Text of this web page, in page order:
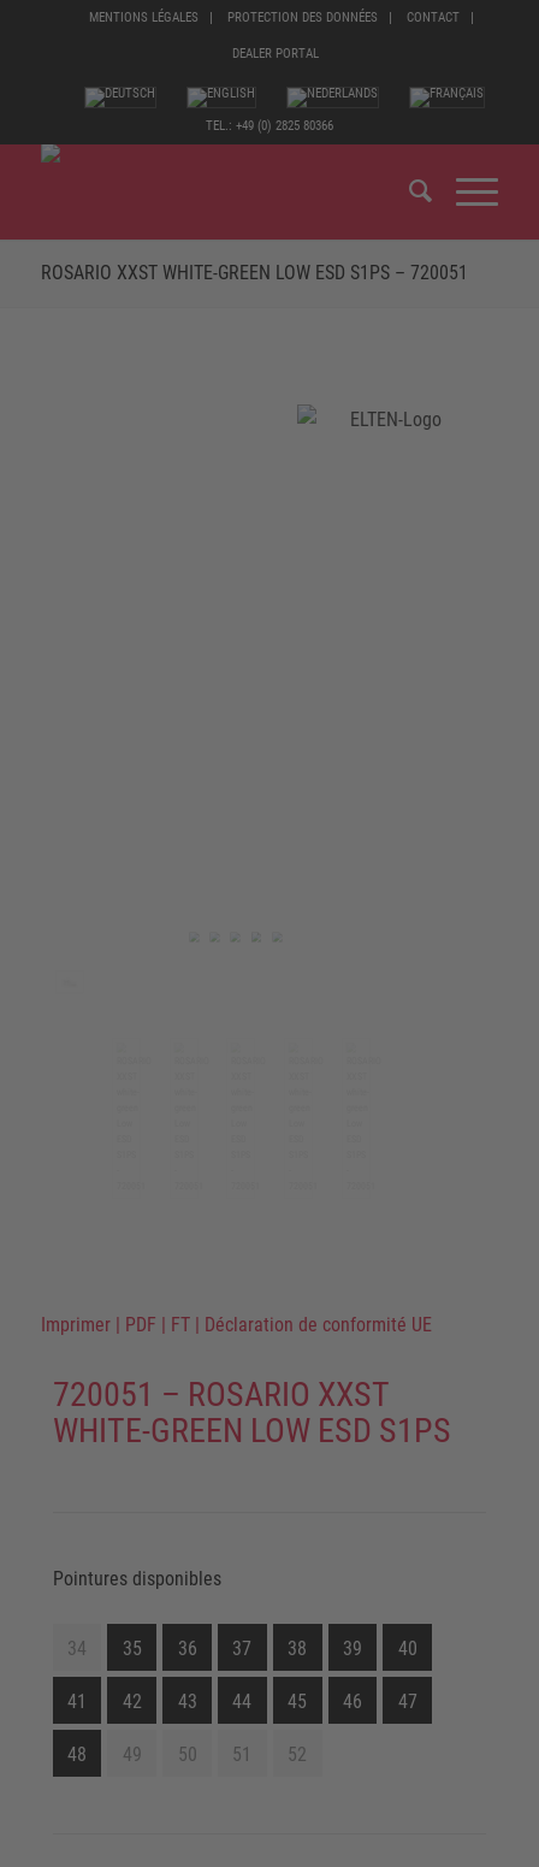
MENTIONS LÉGALES PROTECTION DES DONNÉES CONTACT
DEALER PORTAL
TEL.: +49 (0) 2825 80366
ROSARIO XXST WHITE-GREEN LOW ESD S1PS – 720051
Imprimer | PDF | FT | Déclaration de conformité UE
720051 – ROSARIO XXST
WHITE-GREEN LOW ESD S1PS
Pointures disponibles
34 35 36 37 38 39 40
41 42 43 44 45 46 47
48 49 50 51 52